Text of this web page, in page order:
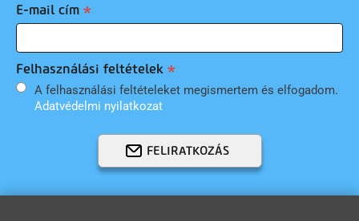
E-mail cím
Felhasználási feltételek
A felhasználási feltételeket megismertem és elfogadom.
Adatvédelmi nyilatkozat
FELIRATKOZÁS